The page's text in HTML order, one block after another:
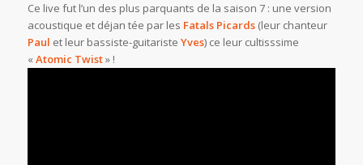
Ce live fut l’un des plus parquants de la saison 7 : une version
acoustique et déjan tée par les Fatals Picards(leur chanteur
Paul et leur bassiste-guitariste Yves) ce leur cultisssime
«Atomic Twist» !